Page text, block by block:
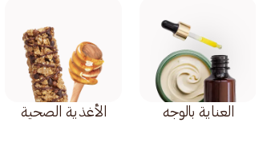
العناية بالوجه الأغذية الصحية